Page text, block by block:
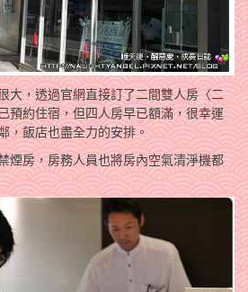
大，透過官網直接訂了二間雙人房〈二
預約住宿，但四人房早已額滿，很幸運
，飯店也盡全力的安排。
煙房，房務人員也將房內空氣清淨機都